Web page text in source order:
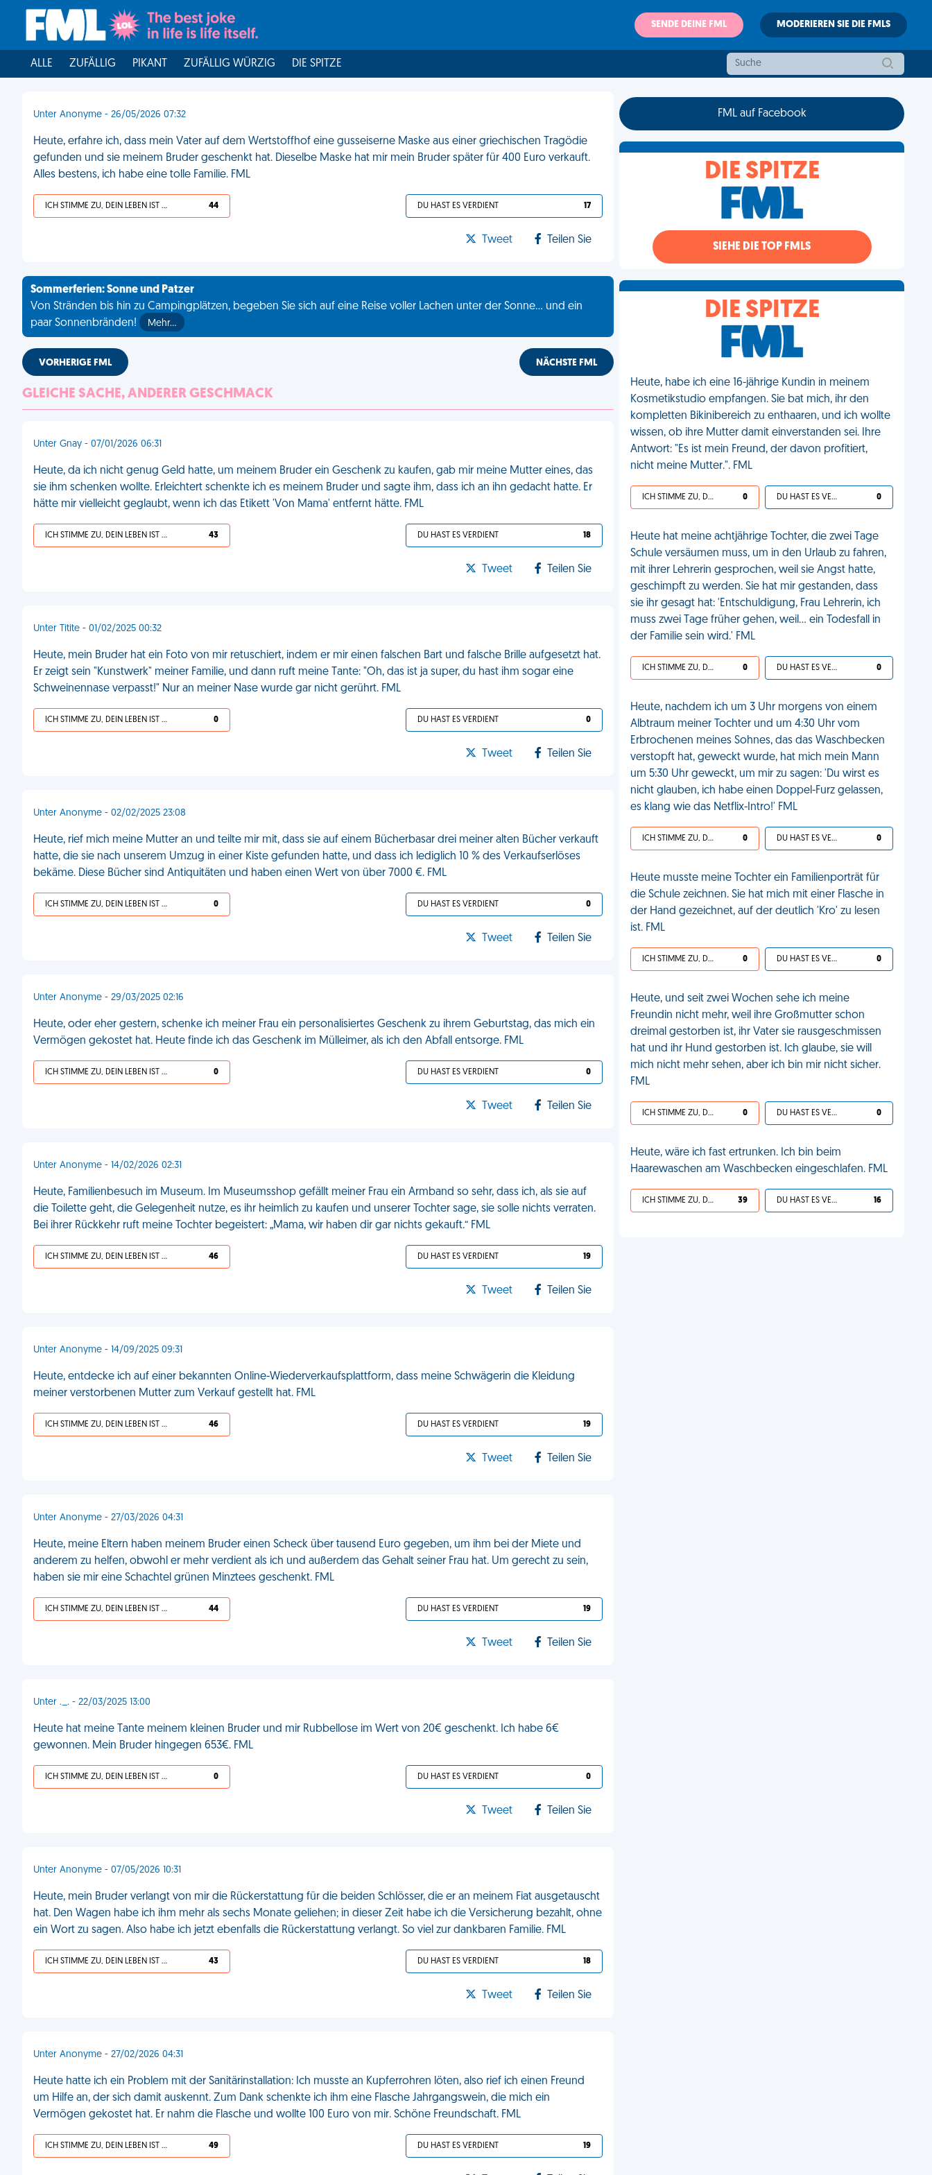
SENDE DEINE FML MODERIEREN SIE DIE FMLS
ALLE ZUFÄLLIG PIKANT ZUFÄLLIG WÜRZIG DIE SPITZE
Unter Anonyme - 26/05/2026 07:32
Heute, erfahre ich, dass mein Vater auf dem Wertstoffhof eine gusseiserne Maske aus einer griechischen Tragödie
gefunden und sie meinem Bruder geschenkt hat. Dieselbe Maske hat mir mein Bruder später für 400 Euro verkauft.
Alles bestens, ich habe eine tolle Familie. FML
ICH STIMME ZU, DEIN LEBEN IST SCHEISSE 44 DU HAST ES VERDIENT 17
Tweet Teilen Sie
Sommerferien: Sonne und Patzer
Von Stränden bis hin zu Campingplätzen, begeben Sie sich auf eine Reise voller Lachen unter der Sonne... und ein
paar Sonnenbränden!
Mehr…
VORHERIGE FML NÄCHSTE FML
GLEICHE SACHE, ANDERER GESCHMACK
Unter Gnay - 07/01/2026 06:31
Heute, da ich nicht genug Geld hatte, um meinem Bruder ein Geschenk zu kaufen, gab mir meine Mutter eines, das
sie ihm schenken wollte. Erleichtert schenkte ich es meinem Bruder und sagte ihm, dass ich an ihn gedacht hatte. Er
hätte mir vielleicht geglaubt, wenn ich das Etikett 'Von Mama' entfernt hätte. FML
ICH STIMME ZU, DEIN LEBEN IST SCHEISSE 43 DU HAST ES VERDIENT 18
Tweet Teilen Sie
Unter Titite - 01/02/2025 00:32
Heute, mein Bruder hat ein Foto von mir retuschiert, indem er mir einen falschen Bart und falsche Brille aufgesetzt hat.
Er zeigt sein "Kunstwerk" meiner Familie, und dann ruft meine Tante: "Oh, das ist ja super, du hast ihm sogar eine
Schweinennase verpasst!" Nur an meiner Nase wurde gar nicht gerührt. FML
ICH STIMME ZU, DEIN LEBEN IST SCHEISSE 0 DU HAST ES VERDIENT 0
Tweet Teilen Sie
Unter Anonyme - 02/02/2025 23:08
Heute, rief mich meine Mutter an und teilte mir mit, dass sie auf einem Bücherbasar drei meiner alten Bücher verkauft
hatte, die sie nach unserem Umzug in einer Kiste gefunden hatte, und dass ich lediglich 10 % des Verkaufserlöses
bekäme. Diese Bücher sind Antiquitäten und haben einen Wert von über 7000 €. FML
ICH STIMME ZU, DEIN LEBEN IST SCHEISSE 0 DU HAST ES VERDIENT 0
Tweet Teilen Sie
Unter Anonyme - 29/03/2025 02:16
Heute, oder eher gestern, schenke ich meiner Frau ein personalisiertes Geschenk zu ihrem Geburtstag, das mich ein
Vermögen gekostet hat. Heute finde ich das Geschenk im Mülleimer, als ich den Abfall entsorge. FML
ICH STIMME ZU, DEIN LEBEN IST SCHEISSE 0 DU HAST ES VERDIENT 0
Tweet Teilen Sie
Unter Anonyme - 14/02/2026 02:31
Heute, Familienbesuch im Museum. Im Museumsshop gefällt meiner Frau ein Armband so sehr, dass ich, als sie auf
die Toilette geht, die Gelegenheit nutze, es ihr heimlich zu kaufen und unserer Tochter sage, sie solle nichts verraten.
Bei ihrer Rückkehr ruft meine Tochter begeistert: „Mama, wir haben dir gar nichts gekauft.“ FML
ICH STIMME ZU, DEIN LEBEN IST SCHEISSE 46 DU HAST ES VERDIENT 19
Tweet Teilen Sie
Unter Anonyme - 14/09/2025 09:31
Heute, entdecke ich auf einer bekannten Online-Wiederverkaufsplattform, dass meine Schwägerin die Kleidung
meiner verstorbenen Mutter zum Verkauf gestellt hat. FML
ICH STIMME ZU, DEIN LEBEN IST SCHEISSE 46 DU HAST ES VERDIENT 19
Tweet Teilen Sie
Unter Anonyme - 27/03/2026 04:31
Heute, meine Eltern haben meinem Bruder einen Scheck über tausend Euro gegeben, um ihm bei der Miete und
anderem zu helfen, obwohl er mehr verdient als ich und außerdem das Gehalt seiner Frau hat. Um gerecht zu sein,
haben sie mir eine Schachtel grünen Minztees geschenkt. FML
ICH STIMME ZU, DEIN LEBEN IST SCHEISSE 44 DU HAST ES VERDIENT 19
Tweet Teilen Sie
Unter ._. - 22/03/2025 13:00
Heute hat meine Tante meinem kleinen Bruder und mir Rubbellose im Wert von 20€ geschenkt. Ich habe 6€
gewonnen. Mein Bruder hingegen 653€. FML
ICH STIMME ZU, DEIN LEBEN IST SCHEISSE 0 DU HAST ES VERDIENT 0
Tweet Teilen Sie
Unter Anonyme - 07/05/2026 10:31
Heute, mein Bruder verlangt von mir die Rückerstattung für die beiden Schlösser, die er an meinem Fiat ausgetauscht
hat. Den Wagen habe ich ihm mehr als sechs Monate geliehen; in dieser Zeit habe ich die Versicherung bezahlt, ohne
ein Wort zu sagen. Also habe ich jetzt ebenfalls die Rückerstattung verlangt. So viel zur dankbaren Familie. FML
ICH STIMME ZU, DEIN LEBEN IST SCHEISSE 43 DU HAST ES VERDIENT 18
Tweet Teilen Sie
Unter Anonyme - 27/02/2026 04:31
Heute hatte ich ein Problem mit der Sanitärinstallation: Ich musste an Kupferrohren löten, also rief ich einen Freund
um Hilfe an, der sich damit auskennt. Zum Dank schenkte ich ihm eine Flasche Jahrgangswein, die mich ein
Vermögen gekostet hat. Er nahm die Flasche und wollte 100 Euro von mir. Schöne Freundschaft. FML
ICH STIMME ZU, DEIN LEBEN IST SCHEISSE 49 DU HAST ES VERDIENT 19
FML auf Facebook
DIE SPITZE
SIEHE DIE TOP FMLS
DIE SPITZE
Heute, habe ich eine 16-jährige Kundin in meinem
Kosmetikstudio empfangen. Sie bat mich, ihr den
kompletten Bikinibereich zu enthaaren, und ich wollte
wissen, ob ihre Mutter damit einverstanden sei. Ihre
Antwort: "Es ist mein Freund, der davon profitiert,
nicht meine Mutter.". FML
ICH STIMME ZU, DEIN LEBEN IST SCHEISSE 0 DU HAST ES VERDIENT 0
Heute hat meine achtjährige Tochter, die zwei Tage
Schule versäumen muss, um in den Urlaub zu fahren,
mit ihrer Lehrerin gesprochen, weil sie Angst hatte,
geschimpft zu werden. Sie hat mir gestanden, dass
sie ihr gesagt hat: 'Entschuldigung, Frau Lehrerin, ich
muss zwei Tage früher gehen, weil... ein Todesfall in
der Familie sein wird.' FML
ICH STIMME ZU, DEIN LEBEN IST SCHEISSE 0 DU HAST ES VERDIENT 0
Heute, nachdem ich um 3 Uhr morgens von einem
Albtraum meiner Tochter und um 4:30 Uhr vom
Erbrochenen meines Sohnes, das das Waschbecken
verstopft hat, geweckt wurde, hat mich mein Mann
um 5:30 Uhr geweckt, um mir zu sagen: 'Du wirst es
nicht glauben, ich habe einen Doppel-Furz gelassen,
es klang wie das Netflix-Intro!' FML
ICH STIMME ZU, DEIN LEBEN IST SCHEISSE 0 DU HAST ES VERDIENT 0
Heute musste meine Tochter ein Familienporträt für
die Schule zeichnen. Sie hat mich mit einer Flasche in
der Hand gezeichnet, auf der deutlich 'Kro' zu lesen
ist. FML
ICH STIMME ZU, DEIN LEBEN IST SCHEISSE 0 DU HAST ES VERDIENT 0
Heute, und seit zwei Wochen sehe ich meine
Freundin nicht mehr, weil ihre Großmutter schon
dreimal gestorben ist, ihr Vater sie rausgeschmissen
hat und ihr Hund gestorben ist. Ich glaube, sie will
mich nicht mehr sehen, aber ich bin mir nicht sicher.
FML
ICH STIMME ZU, DEIN LEBEN IST SCHEISSE 0 DU HAST ES VERDIENT 0
Heute, wäre ich fast ertrunken. Ich bin beim
Haarewaschen am Waschbecken eingeschlafen. FML
ICH STIMME ZU, DEIN LEBEN IST SCHEISSE 39 DU HAST ES VERDIENT 16